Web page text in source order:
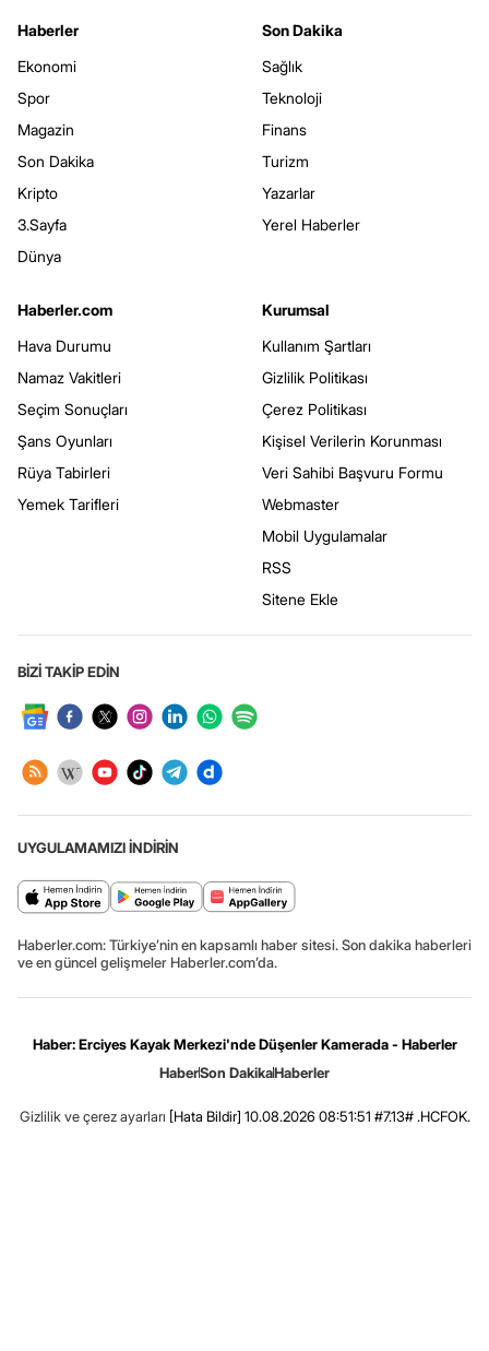
Haberler
Ekonomi
Spor
Magazin
Son Dakika
Kripto
3.Sayfa
Dünya
Son Dakika
Sağlık
Teknoloji
Finans
Turizm
Yazarlar
Yerel Haberler
Haberler.com
Hava Durumu
Namaz Vakitleri
Seçim Sonuçları
Şans Oyunları
Rüya Tabirleri
Yemek Tarifleri
Kurumsal
Kullanım Şartları
Gizlilik Politikası
Çerez Politikası
Kişisel Verilerin Korunması
Veri Sahibi Başvuru Formu
Webmaster
Mobil Uygulamalar
RSS
Sitene Ekle
BİZİ TAKİP EDİN
UYGULAMAMIZI İNDİRİN
Haberler.com: Türkiye’nin en kapsamlı haber sitesi. Son dakika haberleri
ve en güncel gelişmeler Haberler.com’da.
Haber: Erciyes Kayak Merkezi'nde Düşenler Kamerada - Haberler
HaberSon DakikaHaberler
Gizlilik ve çerez ayarları [Hata Bildir] 10.08.2026 08:51:51 #7.13# .HCFOK.